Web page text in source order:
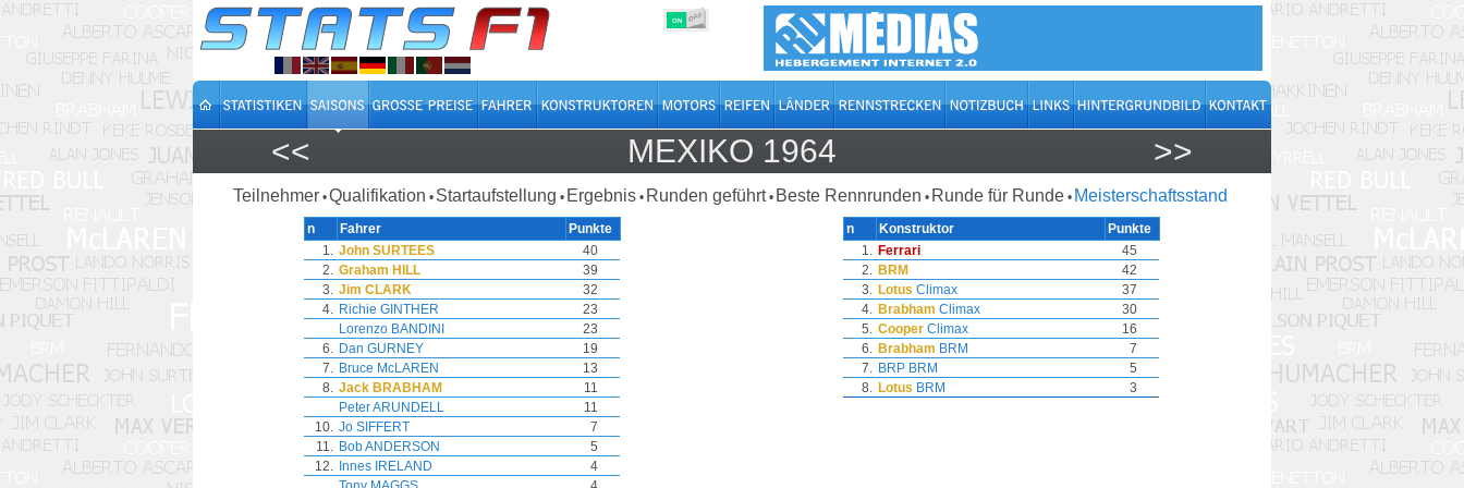
ON OFF
<< MEXIKO 1964 >>
Teilnehmer •Qualifikation • Startaufstellung • Ergebnis • Runden geführt • Beste Rennrunden • Runde für Runde • Meisterschaftsstand
n Fahrer
Punkte
1. John SURTEES
40
2. Graham HILL
39
3. Jim CLARK
32
4. Richie GINTHER
23
Lorenzo BANDINI
23
6. Dan GURNEY
19
7. Bruce McLAREN
13
8. Jack BRABHAM
11
Peter ARUNDELL
11
10. Jo SIFFERT
7
11. Bob ANDERSON
5
12. Innes IRELAND
4
n Konstruktor
Punkte
1. Ferrari
45
2. BRM
42
3. Lotus Climax
37
4. Brabham Climax
30
5. Cooper Climax
16
6. Brabham BRM
7
7. BRP BRM
5
8. Lotus BRM 3